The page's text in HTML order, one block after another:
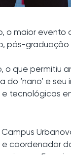
o maior
que permitiu
do ‘nano’ e
tecnológicas
coordenador